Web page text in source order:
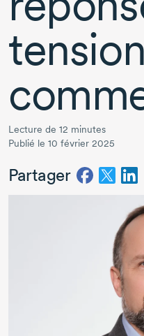
Lecture de 12 minutes
Publié le 10 février 2025
Partager